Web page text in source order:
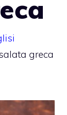
greca